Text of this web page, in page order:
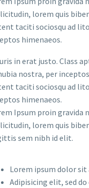
lorem quis
taciti sociosqu ad
himenaeos.
in erat justo. Class
nostra, per
taciti sociosqu ad
himenaeos.
Ipsum proin gravida
lorem quis
sem nibh id elit.
Lorem ipsum dolor
Adipisicing elit, sed